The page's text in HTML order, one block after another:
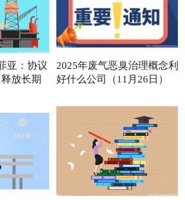
亚：协议
放长期
2025年废气恶臭治理概念利
好什么公司（11月26日）